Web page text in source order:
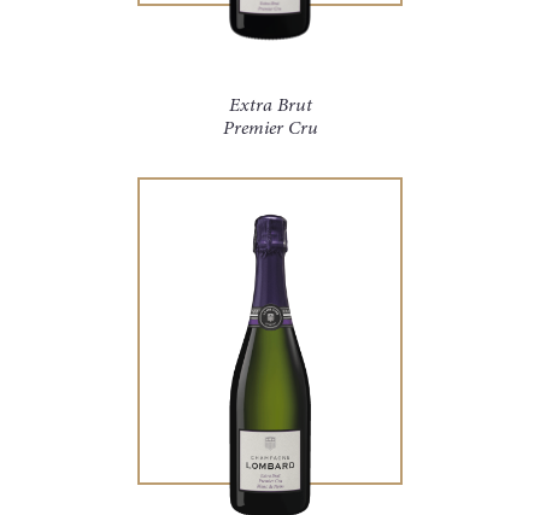
Extra Brut
Premier Cru